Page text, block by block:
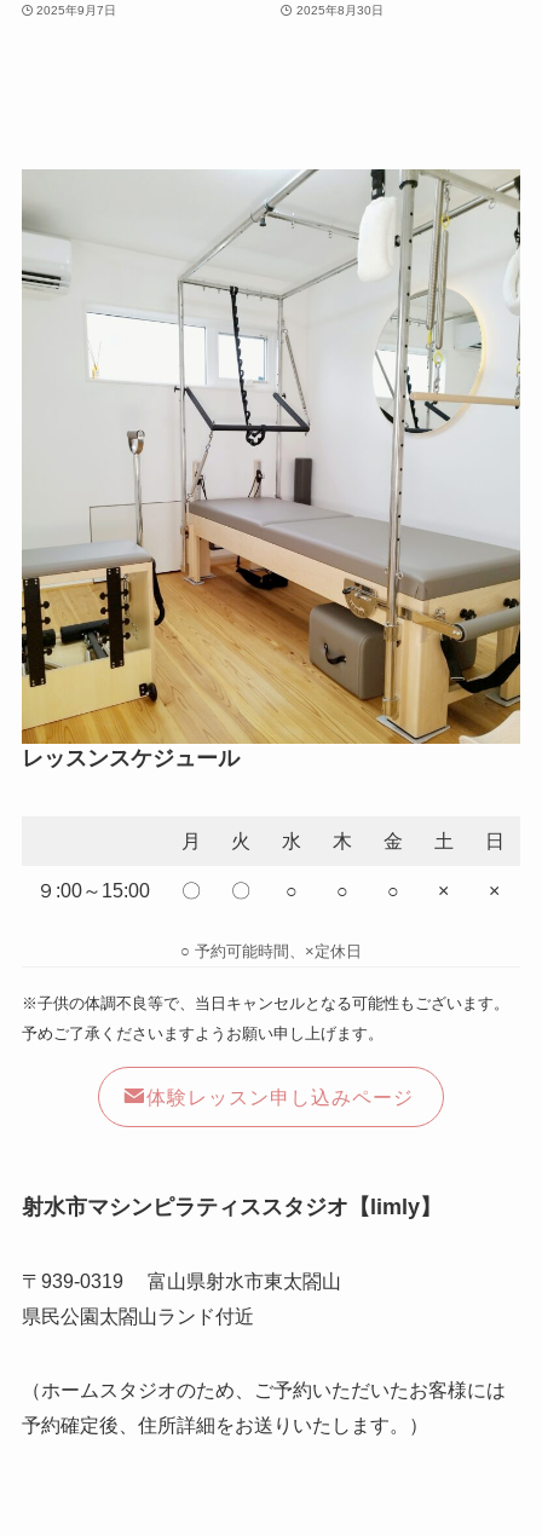
2025年9月7日 2025年8月30日
レッスンスケジュール
月 火 水 木 金 土 日
９:00～15:00 〇 〇 ○ ○ ○ × ×
○ 予約可能時間、×定休日
※子供の体調不良等で、当日キャンセルとなる可能性もございます。
予めご了承くださいますようお願い申し上げます。
体験レッスン申し込みページ
射水市マシンピラティススタジオ【limly】
〒939-0319 富山県射水市東太閤山
県民公園太閤山ランド付近
（ホームスタジオのため、ご予約いただいたお客様には
予約確定後、住所詳細をお送りいたします。）